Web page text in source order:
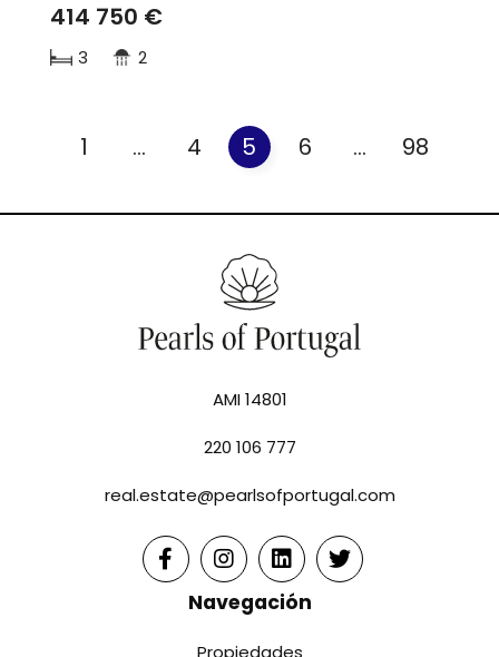
414 750 €
3 2
1 ... 4 5 6 ... 98
AMI 14801
220 106 777
real.estate@pearlsofportugal.com
Navegación
Propiedades